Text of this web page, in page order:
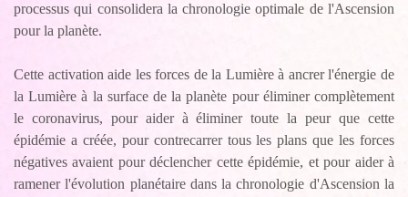
processus qui consolidera la chronologie optimale de l'Ascension
pour la planète.
Cette activation aide les forces de la Lumière à ancrer l'énergie de
la Lumière à la surface de la planète pour éliminer complètement
le coronavirus, pour aider à éliminer toute la peur que cette
épidémie a créée, pour contrecarrer tous les plans que les forces
négatives avaient pour déclencher cette épidémie, et pour aider à
ramener l'évolution planétaire dans la chronologie d'Ascension la